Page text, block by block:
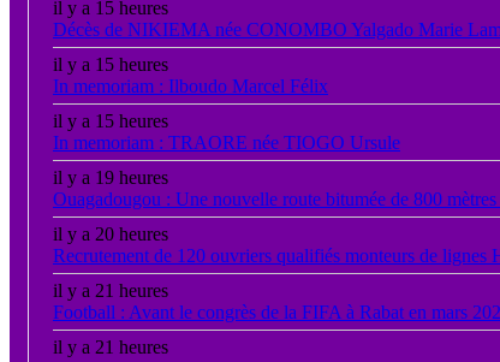
il y a 15 heures
Décès de NIKIEMA née CONOMBO Yalgado Marie
il y a 15 heures
In memoriam : Ilboudo Marcel Félix
il y a 15 heures
In memoriam : TRAORE née TIOGO Ursule
il y a 19 heures
Ouagadougou : Une nouvelle route bitumée de 800
il y a 20 heures
Recrutement de 120 ouvriers qualifiés monteurs de
il y a 21 heures
Football : Avant le congrès de la FIFA à Rabat en mars
il y a 21 heures